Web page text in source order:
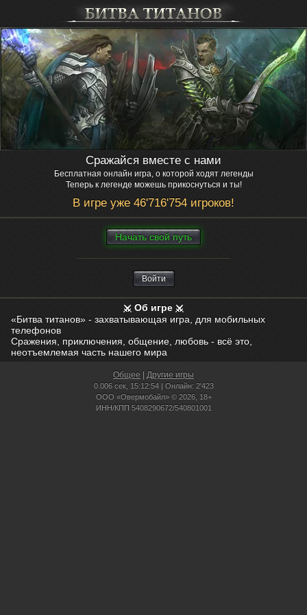
Сражайся вместе с нами
Бесплатная онлайн игра, о которой ходят легенды
Теперь к легенде можешь прикоснуться и ты!
В игре уже 46'716'754 игроков!
Нaчaть свой путь
Войти
Об игре
«Битва титанов» - захватывающая игра, для мобильных
телефонов
Сражения, приключения, общение, любовь - всё это,
неотъемлемая часть нашего мира
Общее Другие игры
0.006 сек, 15:12:54 | Онлайн: 2'423
ООО «Овермобайл» © 2026, 18+
ИНН/КПП 5408290672/540801001